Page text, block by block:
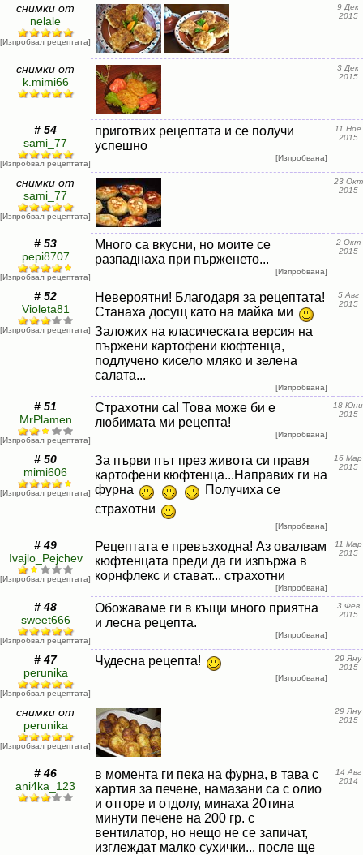
снимки от
nelale
[Изпробвал рецептата]
9 Дек
2015
снимки от
k.mimi66
3 Дек
2015
# 54
sami_77
[Изпробвал рецептата]
приготвих рецептата и се получи
успешно
[Изпробвана]
11 Ное
2015
снимки от
sami_77
[Изпробвал рецептата]
23 Окт
2015
# 53
pepi8707
[Изпробвал рецептата]
Много са вкусни, но моите се
разпаднаха при пърженето...
[Изпробвана]
2 Окт
2015
# 52
Violeta81
[Изпробвал рецептата]
Невероятни! Благодаря за рецептата!
Станаха досущ като на майка ми
Заложих на класическата версия на
пържени картофени кюфтенца,
подлучено кисело мляко и зелена
салата...
[Изпробвана]
5 Авг
2015
# 51
MrPlamen
[Изпробвал рецептата]
Страхотни са! Това може би е
любимата ми рецепта!
[Изпробвана]
18 Юни
2015
# 50
mimi606
[Изпробвал рецептата]
За първи път през живота си правя
картофени кюфтенца...Направих ги на
фурна
Получиха се
страхотни
[Изпробвана]
16 Мар
2015
# 49
Ivajlo_Pejchev
[Изпробвал рецептата]
Рецептата е превъзходна! Аз овалвам
кюфтенцата преди да ги изпържа в
корнфлекс и стават... страхотни
[Изпробвана]
11 Мар
2015
# 48
sweet666
[Изпробвал рецептата]
Обожаваме ги в къщи много приятна
и лесна рецепта.
[Изпробвана]
3 Фев
2015
# 47
perunika
[Изпробвал рецептата]
Чудесна рецепта!
[Изпробвана]
29 Яну
2015
снимки от
perunika
[Изпробвал рецептата]
29 Яну
2015
# 46
ani4ka_123
в момента ги пека на фурна, в тава с
хартия за печене, намазани са с олио
и отгоре и отдолу, минаха 20тина
минути печене на 200 гр. с
вентилатор, но нещо не се запичат,
изглеждат малко сухички... после ще
14 Авг
2014